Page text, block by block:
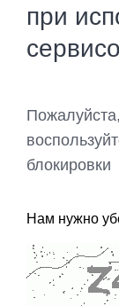
при
блокировки
Нам нужно